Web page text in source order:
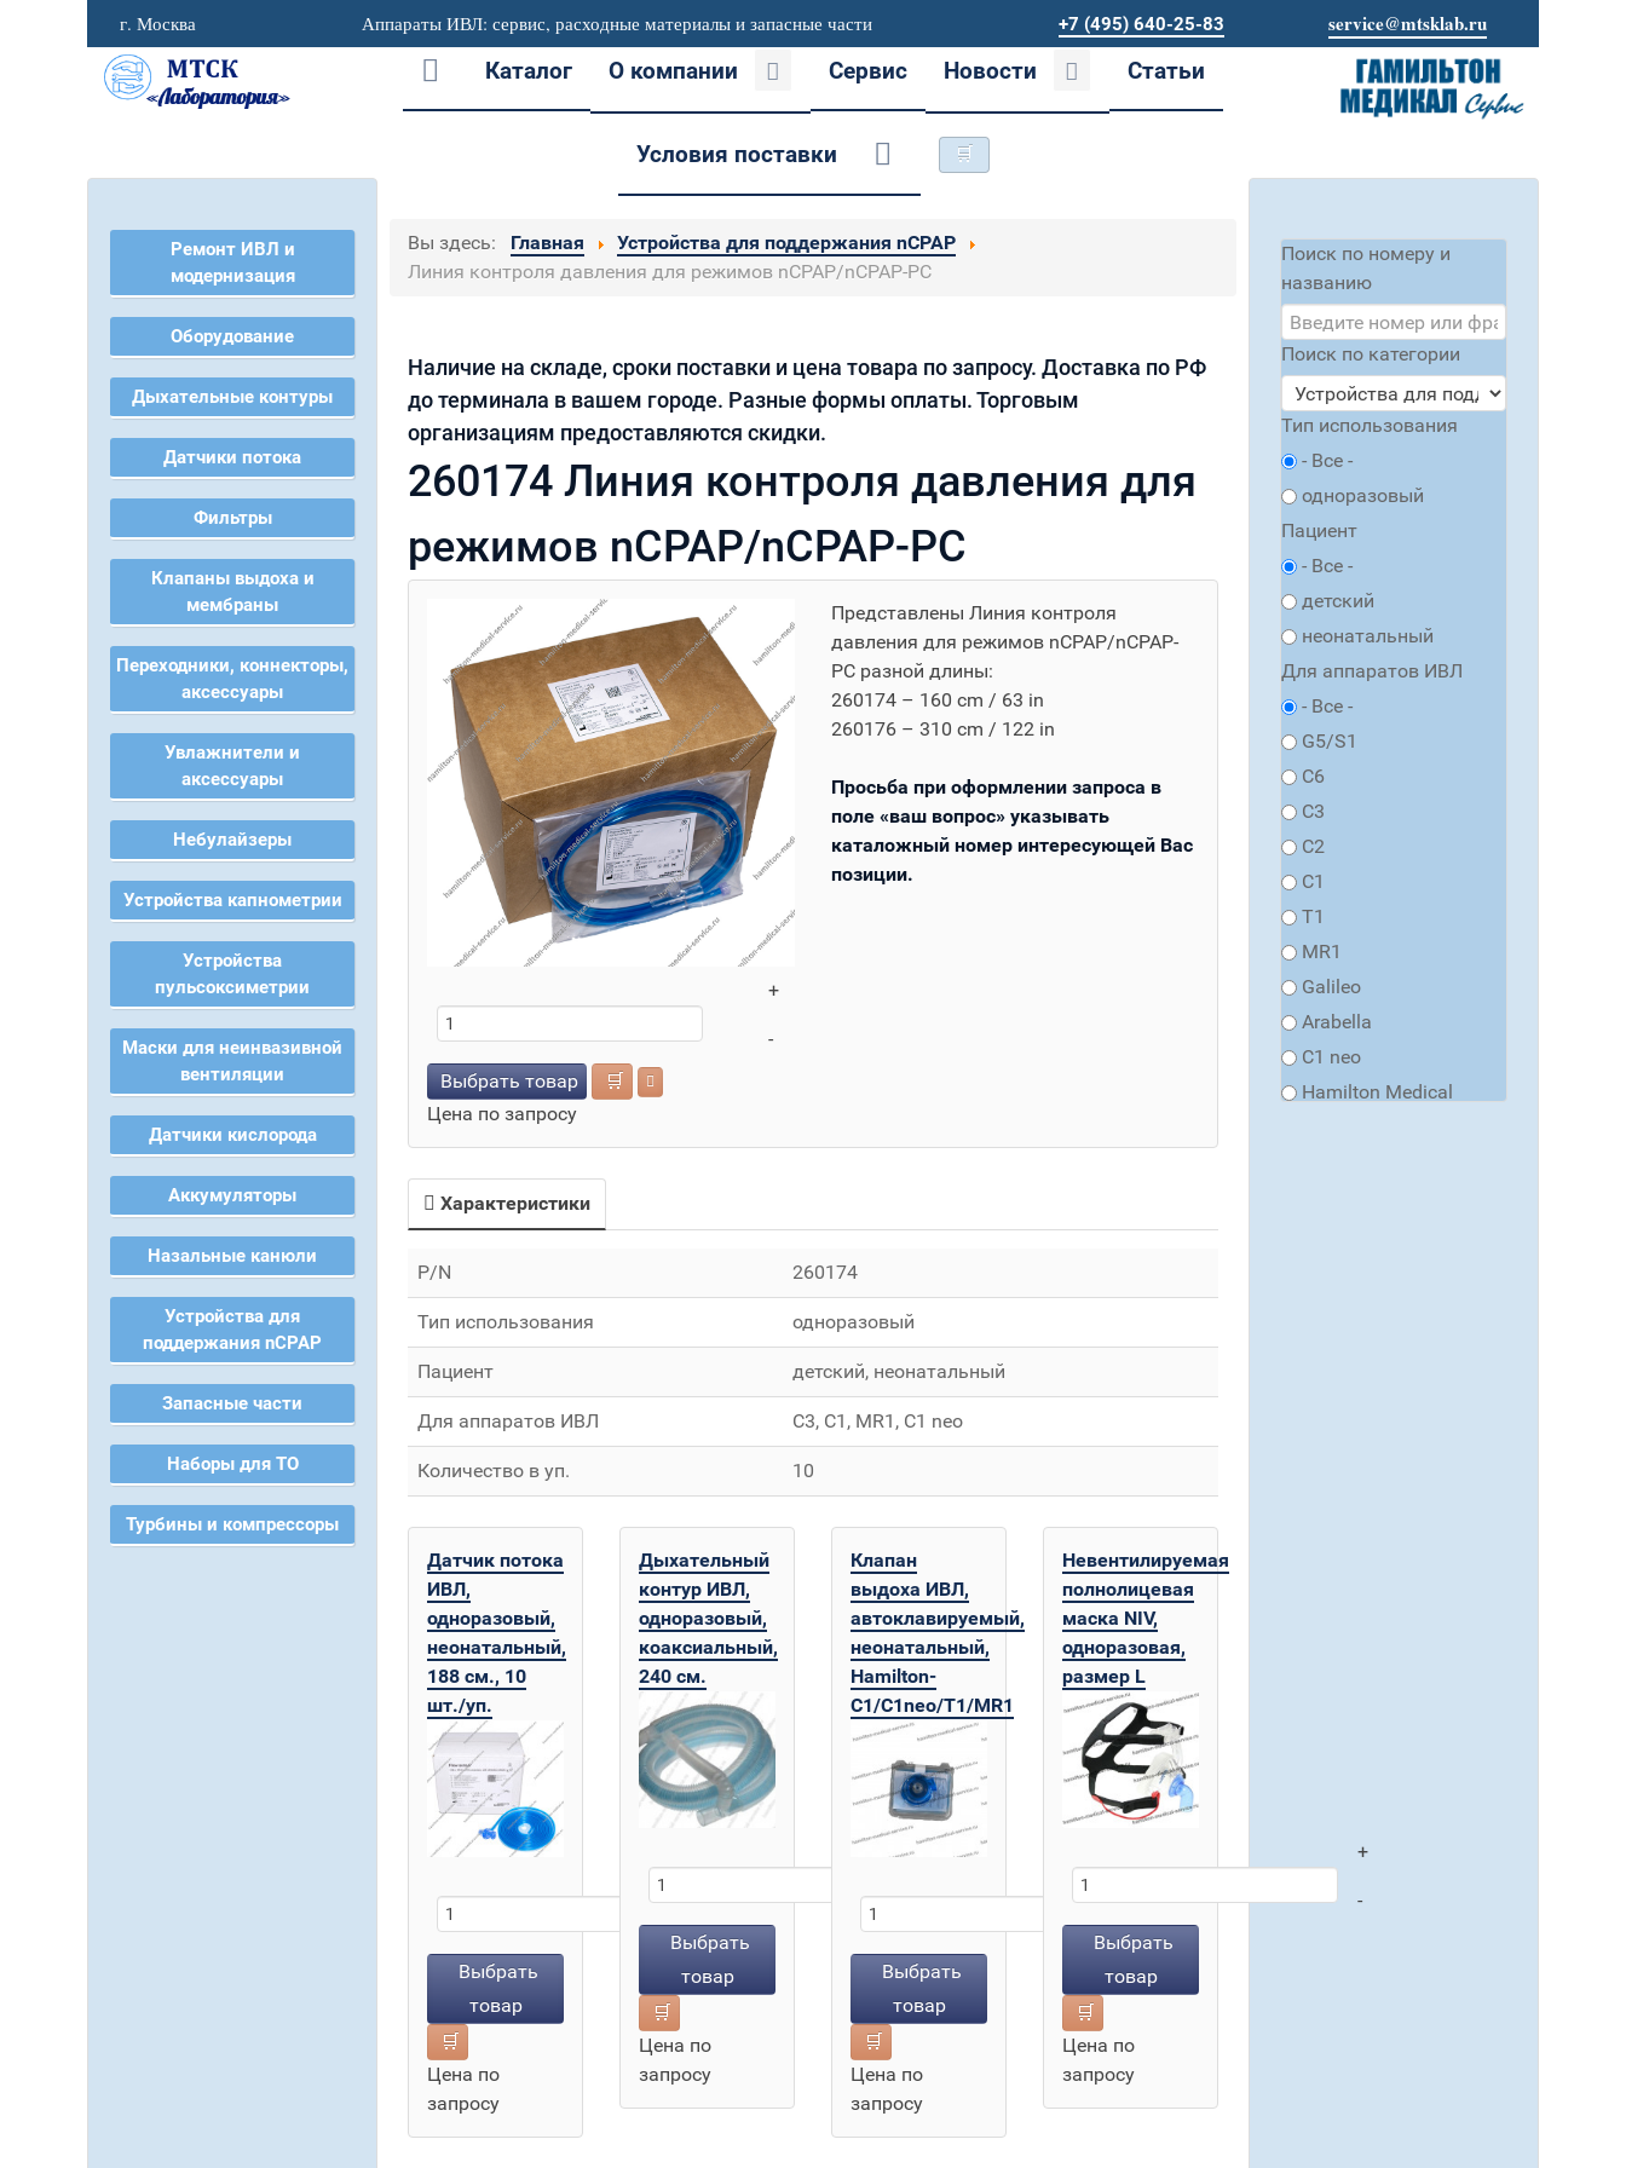
г. Москва Аппараты ИВЛ: сервис, расходные материалы и запасные части +7 (495) 640-25-83 service@mtsklab.ru
Каталог О компании Сервис Новости Статьи
Условия поставки 🛒
Ремонт ИВЛ и
модернизация
Оборудование
Дыхательные контуры
Датчики потока
Фильтры
Клапаны выдоха и
мембраны
Переходники, коннекторы,
аксессуары
Увлажнители и
аксессуары
Небулайзеры
Устройства капнометрии
Устройства
пульсоксиметрии
Маски для неинвазивной
вентиляции
Датчики кислорода
Аккумуляторы
Назальные канюли
Устройства для
поддержания nCPAP
Запасные части
Наборы для ТО
Турбины и компрессоры
Вы здесь: Главная
Устройства для поддержания nCPAP
Линия контроля давления для режимов nCPAP/nCPAP-PC
Наличие на складе, сроки поставки и цена товара по запросу. Доставка по РФ
до терминала в вашем городе. Разные формы оплаты. Торговым
организациям предоставляются скидки.
260174 Линия контроля давления для
режимов nCPAP/nCPAP-PC
+
-
Выбрать товар
🛒
Цена по запросу
Представлены Линия контроля
давления для режимов nCPAP/nCPAP-
PC разной длины:
260174 – 160 cm / 63 in
260176 – 310 cm / 122 in
Просьба при оформлении запроса в
поле «ваш вопрос» указывать
каталожный номер интересующей Вас
позиции.
Характеристики
P/N 260174
Тип использования одноразовый
Пациент детский, неонатальный
Для аппаратов ИВЛ C3, C1, MR1, C1 neo
Количество в уп. 10
Датчик потока
ИВЛ,
одноразовый,
неонатальный,
188 см., 10
шт./уп.
-
Выбрать
товар
🛒
Цена по
запросу
Дыхательный
контур ИВЛ,
одноразовый,
коаксиальный,
240 см.
-
Выбрать
товар
🛒
Цена по
запросу
Клапан
выдоха ИВЛ,
автоклавируемый,
неонатальный,
Hamilton-
C1/C1neo/T1/MR1
-
Выбрать
товар
🛒
Цена по
запросу
Невентилируемая
полнолицевая
маска NIV,
одноразовая,
размер L
+
-
Выбрать
товар
🛒
Цена по
запросу
Поиск по номеру и
названию
Поиск по категории
Тип использования
- Все -
одноразовый
Пациент
- Все -
детский
неонатальный
Для аппаратов ИВЛ
- Все -
G5/S1
C6
C3
C2
C1
T1
MR1
Galileo
Arabella
C1 neo
Hamilton Medical